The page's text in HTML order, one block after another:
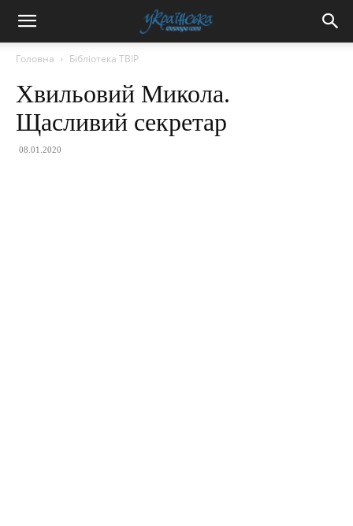
Головна Бібліотека ТВІР
Хвильовий Микола.
Щасливий секретар
08.01.2020